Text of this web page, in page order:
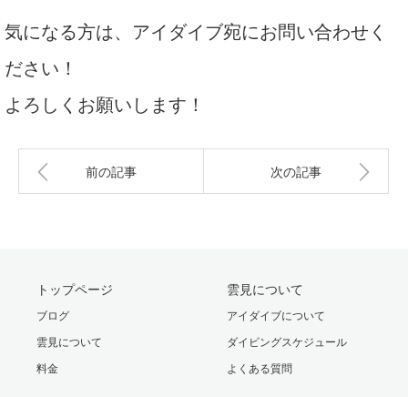
気になる方は、アイダイブ宛にお問い合わせく
ださい！
よろしくお願いします！
前の記事 次の記事
トップページ
ブログ
雲見について
料金
雲見について
アイダイブについて
ダイビングスケジュール
よくある質問